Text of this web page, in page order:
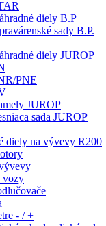
diely B.P
sady B.P.
diely JUROP
PNE
JUROP
sada JUROP
diely na vývevy R200
vozy
- / +